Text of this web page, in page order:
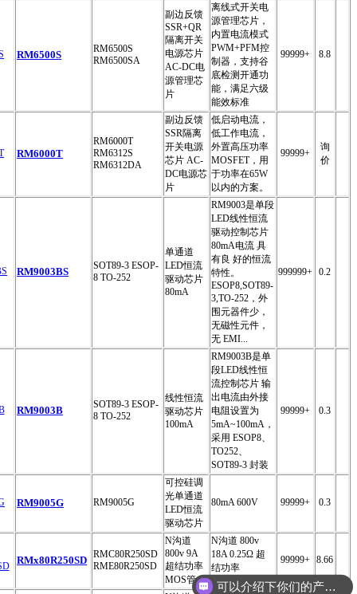
RM6500S
RM6500S
RM6500SA
副边反馈
SSR+QR
隔离开关
电源芯片
AC-DC电
源管理芯
片
离线式开关电
源管理芯片，
内置电流模式
PWM+PFM控
制器，支持谷
底检测开通功
能，满足六级
能效标准
99999+ 8.8
RM6000T
RM6000T
RM6312S
RM6312DA
副边反馈
SSR隔离
开关电源
芯片 AC-
DC电源芯
片
低启动电流，
低工作电流，
外置高压功率
MOSFET，用
于功率在65W
以内的方案。
99999+
询
价
RM9003BS
SOT89-3 ESOP-
8 TO-252
单通道
LED恒流
驱动芯片
80mA
RM9003是单段
LED线性恒流
驱动控制芯片
80mA电流 具
有良 好的恒流
特性。
ESOP8,SOT89-
3,TO-252，外
围元器件少，
无磁性元件，
无 EMI...
999999+ 0.2
RM9003B
SOT89-3 ESOP-
8 TO-252
线性恒流
驱动芯片
100mA
RM9003B是单
段LED线性恒
流控制芯片 输
出电流由外接
电阻设置为
5mA~100mA，
采用 ESOP8、
TO252、
SOT89-3 封装
99999+ 0.3
RM9005G RM9005G
可控硅调
光单通道
LED恒流
驱动芯片
80mA 600V 99999+ 0.3
RMx80R250SD RMC80R250SD
RME80R250SD
N沟道
800v 9A
超结功率
MOS管
N沟道 800v
18A 0.25Ω 超
结功率
MOSFET
99999+ 8.66
可以介绍下你们的产品么